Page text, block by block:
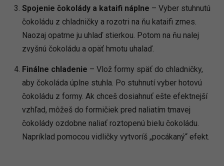
Spojenie čokolády a kataifi náplne – Vyber stuhnutú
čokoládu z chladničky a rozotri na ňu kataifi zmes.
Naozaj opatrne ju uhlaď stierkou. Potom na ňu nalej
zvyšnú čokoládu a opäť hmotu uhalaď.
Finálne chladenie – Vlož formy späť do chladničky,
aby čokoláda úplne stuhla. Po stuhnutí vyber hotovú
čokoládu z formy. Ak chceš dosiahnuť ešte efektnejší
vzhľad, môžeš do formičiek pred naliatím tmavej
čokolády ozdobne naliať roztopenú bielu čokoládu.
Napríklad pomocou vidličky vytvoríš „pocákaný“ efekt.